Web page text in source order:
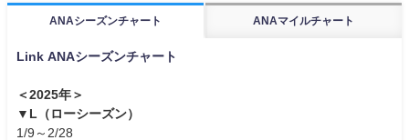
ANAシーズンチャート ANAマイルチャート
Link ANAシーズンチャート
＜2025年＞
▼L（ローシーズン）
1/9～2/28